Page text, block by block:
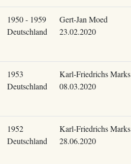
1950 - 1959
Deutschland
Gert-Jan Moed
23.02.2020
1953
Deutschland
Karl-Friedrichs Marks
08.03.2020
1952
Deutschland
Karl-Friedrichs Marks
28.06.2020